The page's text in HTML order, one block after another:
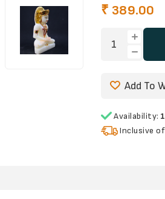
₹ 389.00
Add To
Availability:
Inclusive